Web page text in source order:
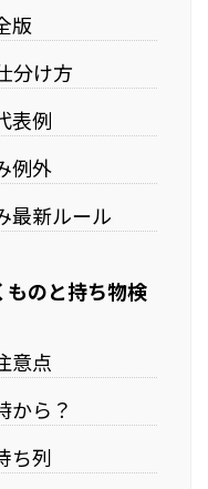
版
分け方
表例
例外
最新ルール
ものと持ち物検
意点
から？
ち列